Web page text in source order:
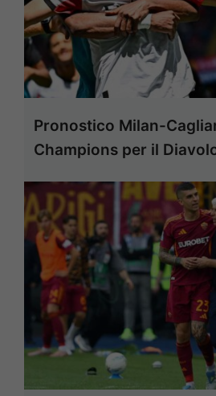
Pronostico Milan-
Champions per il